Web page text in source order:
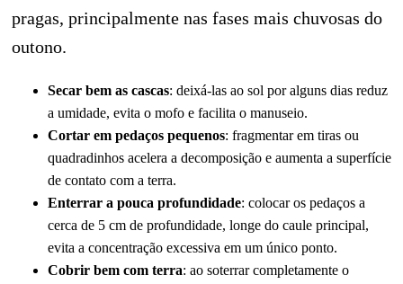
pragas, principalmente nas fases mais chuvosas do
outono.
Secar bem as cascas: deixá-las ao sol por alguns dias reduz
a umidade, evita o mofo e facilita o manuseio.
Cortar em pedaços pequenos: fragmentar em tiras ou
quadradinhos acelera a decomposição e aumenta a superfície
de contato com a terra.
Enterrar a pouca profundidade: colocar os pedaços a
cerca de 5 cm de profundidade, longe do caule principal,
evita a concentração excessiva em um único ponto.
Cobrir bem com terra: ao soterrar completamente o